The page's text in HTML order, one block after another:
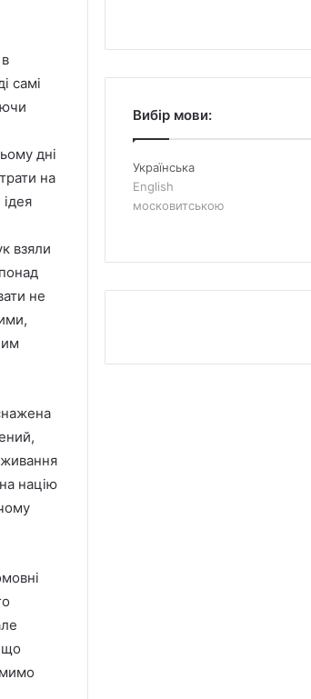
самі
дні
на
взяли
не
націю
що
Вибір мови:
Українська
English
московитською